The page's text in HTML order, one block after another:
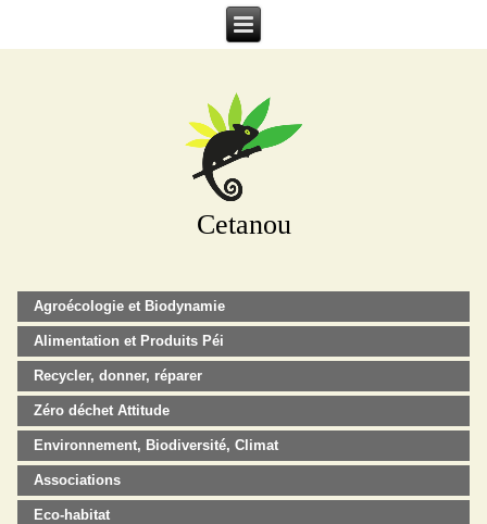
Cetanou
Agroécologie et Biodynamie
Alimentation et Produits Péi
Recycler, donner, réparer
Zéro déchet Attitude
Environnement, Biodiversité, Climat
Associations
Eco-habitat